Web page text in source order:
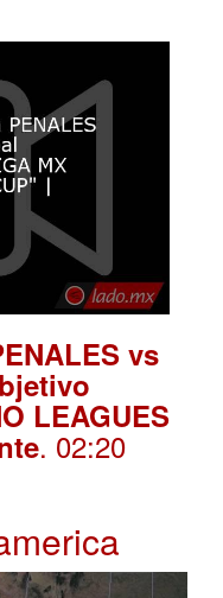
vs
LEAGUES
. 02:20